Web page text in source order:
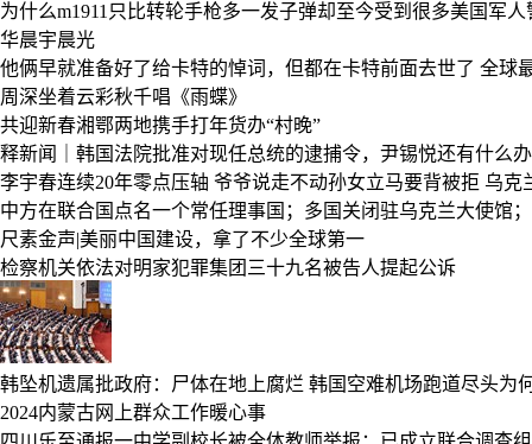
为什么m1911只比转轮手枪多一发子弹却至今受到很多美国军
华晨宇晨光
他俩早就准备好了给卡特的悼词，但都在卡特前面去世了 全球
周深坐着云彩秋千唱《雨蝶》
共迎新春湘鄂两地携手打年货办“村晚”
释新闻｜韩国法院批准对现任总统的逮捕令，尹锡悦还有什么
李宇春连续20年零点压轴 爷爷说走不动孙女立马要背被拒 乌克
中方在联合国点名一个常任理事国；多国关闭驻乌克兰大使馆
尺素金声|美丽中国建设，拿了不少全球第一
检察机关依法对明家犯罪集团三十九名被告人提起公诉
韩坠机遗属批政府：尸体在地上腐烂 韩国空难机场跑道尽头为
2024内蒙古网上群众工作暖心事